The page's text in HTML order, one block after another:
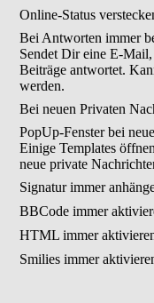
Online-Status
Bei Antworten immer
Sendet Dir eine E-
Beiträge antwortet.
werden.
Bei neuen Privaten
PopUp-Fenster bei
Einige Templates
neue private
Signatur immer
BBCode immer
HTML immer
Smilies immer